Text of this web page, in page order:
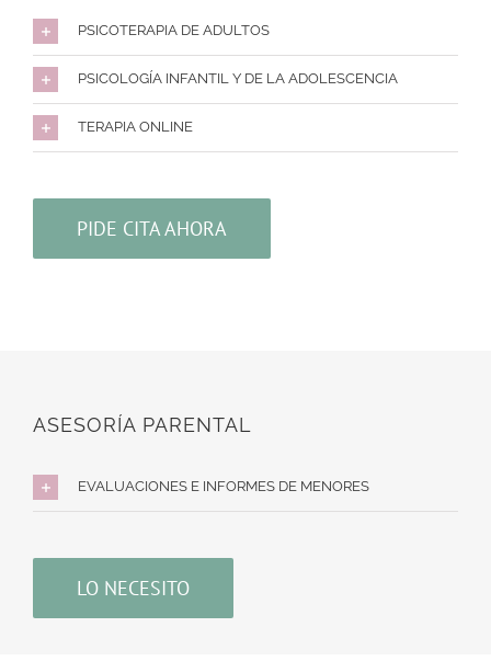
PSICOTERAPIA DE ADULTOS
PSICOLOGÍA INFANTIL Y DE LA ADOLESCENCIA
TERAPIA ONLINE
PIDE CITA AHORA
ASESORÍA PARENTAL
EVALUACIONES E INFORMES DE MENORES
LO NECESITO